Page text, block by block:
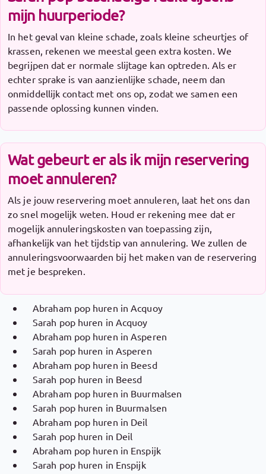
mijn huurperiode?
In het geval van kleine schade, zoals kleine scheurtjes of
krassen, rekenen we meestal geen extra kosten. We
begrijpen dat er normale slijtage kan optreden. Als er
echter sprake is van aanzienlijke schade, neem dan
onmiddellijk contact met ons op, zodat we samen een
passende oplossing kunnen vinden.
Wat gebeurt er als ik mijn reservering
moet annuleren?
Als je jouw reservering moet annuleren, laat het ons dan
zo snel mogelijk weten. Houd er rekening mee dat er
mogelijk annuleringskosten van toepassing zijn,
afhankelijk van het tijdstip van annulering. We zullen de
annuleringsvoorwaarden bij het maken van de reservering
met je bespreken.
Abraham pop huren in Acquoy
Sarah pop huren in Acquoy
Abraham pop huren in Asperen
Sarah pop huren in Asperen
Abraham pop huren in Beesd
Sarah pop huren in Beesd
Abraham pop huren in Buurmalsen
Sarah pop huren in Buurmalsen
Abraham pop huren in Deil
Sarah pop huren in Deil
Abraham pop huren in Enspijk
Sarah pop huren in Enspijk